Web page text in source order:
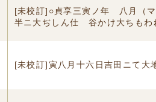
[未校訂]○貞享三寅ノ年 八月（マ
半ニ大ぢしん仕 谷かけ大ちもわ
[未校訂]寅八月十六日吉田ニて大